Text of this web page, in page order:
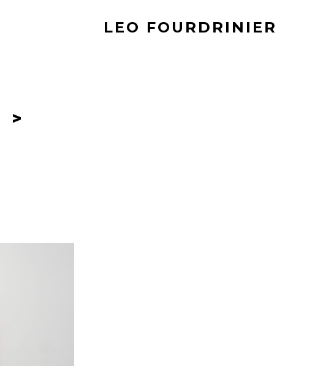
LEO FOURDRINIER
>